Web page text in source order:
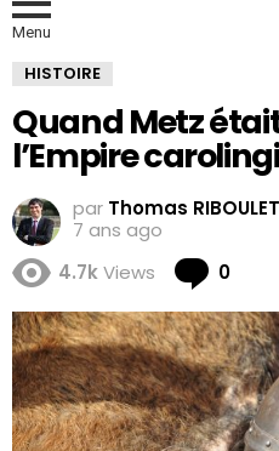
Menu
HISTOIRE
Quand Metz
l’Empire
par Thomas RIBOULET
7 ans ago
4.7kViews 0